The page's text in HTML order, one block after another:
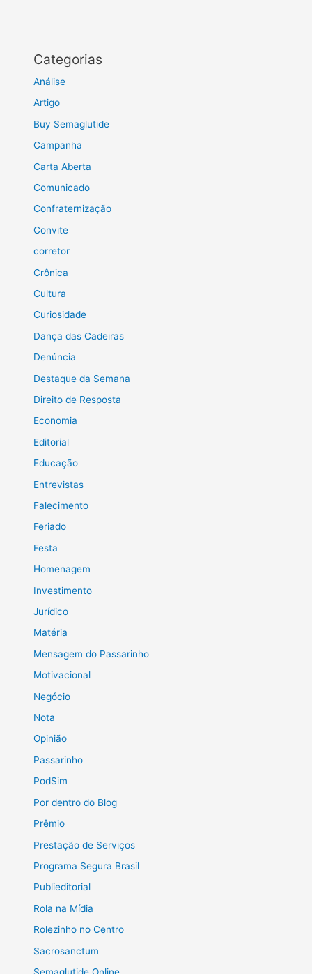
Categorias
Análise
Artigo
Buy Semaglutide
Campanha
Carta Aberta
Comunicado
Confraternização
Convite
corretor
Crônica
Cultura
Curiosidade
Dança das Cadeiras
Denúncia
Destaque da Semana
Direito de Resposta
Economia
Editorial
Educação
Entrevistas
Falecimento
Feriado
Festa
Homenagem
Investimento
Jurídico
Matéria
Mensagem do Passarinho
Motivacional
Negócio
Nota
Opinião
Passarinho
PodSim
Por dentro do Blog
Prêmio
Prestação de Serviços
Programa Segura Brasil
Publieditorial
Rola na Mídia
Rolezinho no Centro
Sacrosanctum